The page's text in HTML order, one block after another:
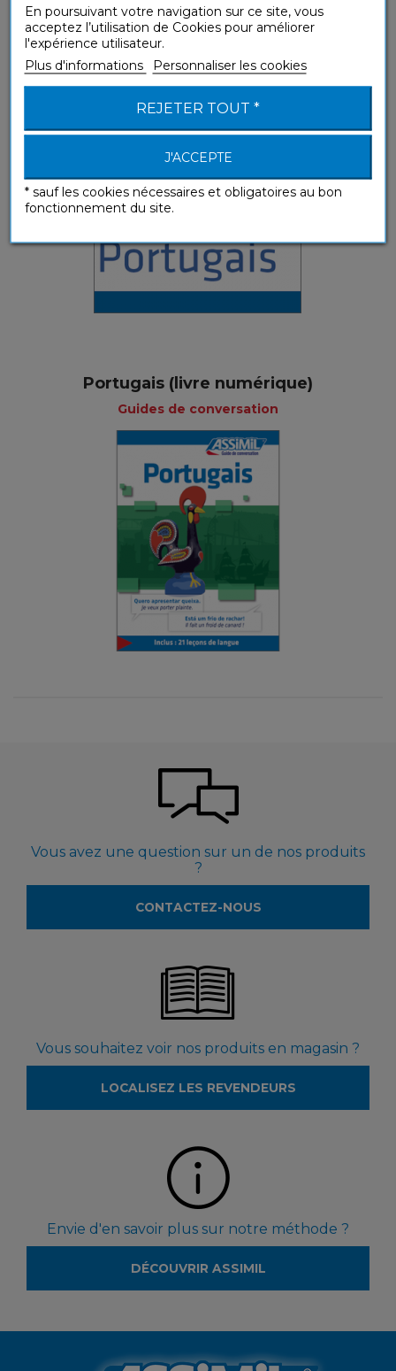
Portugais (téléchargement mp3)
Guides de conversation
Portugais (livre numérique)
Guides de conversation
Vous avez une question sur un de nos produits
?
CONTACTEZ-NOUS
Vous souhaitez voir nos produits en magasin ?
LOCALISEZ LES REVENDEURS
Envie d'en savoir plus sur notre méthode ?
DÉCOUVRIR ASSIMIL
En poursuivant votre navigation sur ce site, vous
acceptez l’utilisation de Cookies pour améliorer
l'expérience utilisateur.
Plus d'informations
Personnaliser les cookies
REJETER TOUT *
J'ACCEPTE
* sauf les cookies nécessaires et obligatoires au bon
fonctionnement du site.